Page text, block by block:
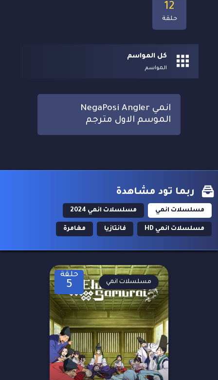
12
حلقة
كل المواسم
المواسم
انمي NegaPosi Angler
الموسم الاول مترجم
ربما تود مشاهدة
مسلسلات انمي مسلسلات انمي 2024
مسلسلات انمي HD فانتازيا مغامرة
حلقة
5 مسلسلات انمي